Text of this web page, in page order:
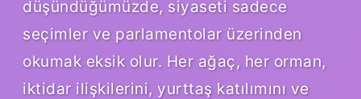
düşündüğümüzde, siyaseti sadece
seçimler ve parlamentolar üzerinden
okumak eksik olur. Her ağaç, her orman,
iktidar ilişkilerini, yurttaş katılımını ve